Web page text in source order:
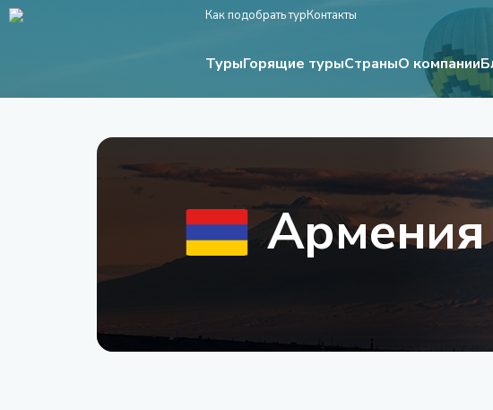
Как подобрать турКонтакты
ТурыГорящие турыСтраныО компании
Армения